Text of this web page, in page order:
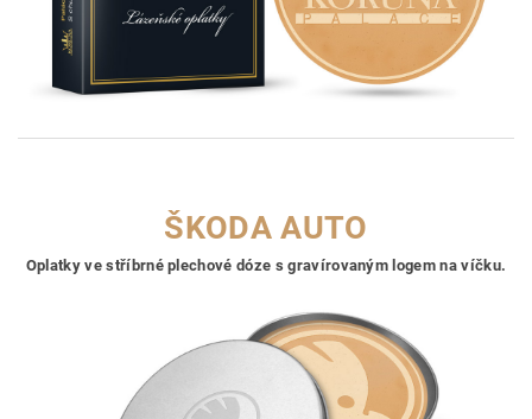
ŠKODA AUTO
Oplatky ve stříbrné plechové dóze s gravírovaným logem na víčku.